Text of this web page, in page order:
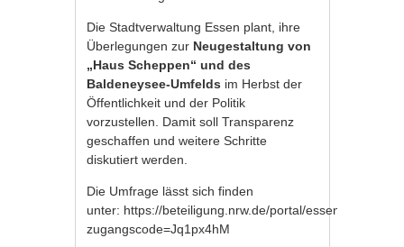
Die Stadtverwaltung Essen plant, ihre
Überlegungen zur Neugestaltung von
„Haus Scheppen“ und des
Baldeneysee-Umfelds im Herbst der
Öffentlichkeit und der Politik
vorzustellen. Damit soll Transparenz
geschaffen und weitere Schritte
diskutiert werden.
Die Umfrage lässt sich finden
unter: https://beteiligung.nrw.de/portal/essen/
zugangscode=Jq1px4hM